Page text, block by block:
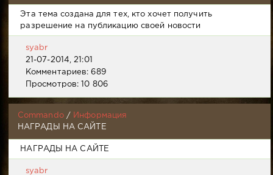
Эта тема создана для тех, кто хочет получить
разрешение на публикацию своей новости
syabr
21-07-2014, 21:01
Комментариев: 689
Просмотров: 10 806
Commando/
Информация
НАГРАДЫ НА САЙТЕ
НАГРАДЫ НА САЙТЕ
syabr